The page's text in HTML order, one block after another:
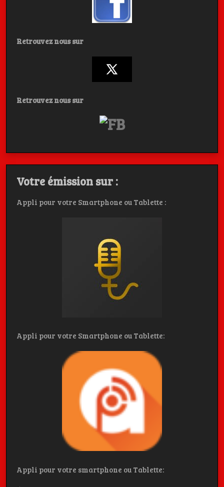
Retrouvez nous sur
Retrouvez nous sur
Votre émission sur :
Appli pour votre Smartphone ou Tablette :
Appli pour votre Smartphone ou Tablette:
Appli pour votre smartphone ou Tablette: